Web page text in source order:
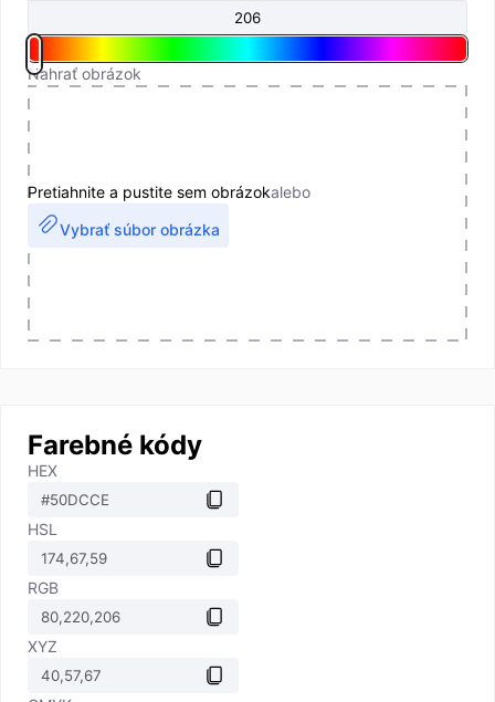
Nahrať obrázok
Pretiahnite a pustite sem obrázokalebo
Vybrať súbor obrázka
Farebné kódy
HEX
HSL
RGB
XYZ